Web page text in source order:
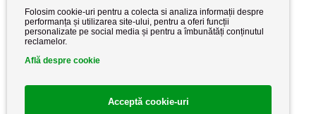
Politica de cookie
Termeni si conditii
Folosim cookie-uri pentru a colecta si analiza informații despre
performanța și utilizarea site-ului, pentru a oferi funcții
personalizate pe social media și pentru a îmbunătăți conținutul
reclamelor.
Află despre cookie
Acceptă cookie-uri